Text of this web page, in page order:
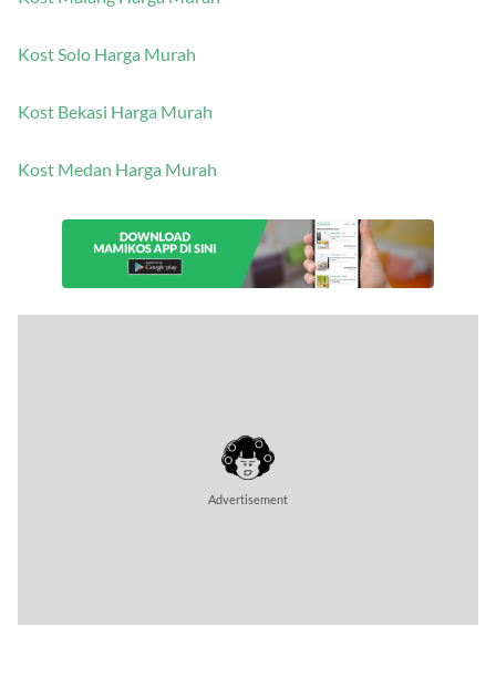
Kost Solo Harga Murah
Kost Bekasi Harga Murah
Kost Medan Harga Murah
Advertisement